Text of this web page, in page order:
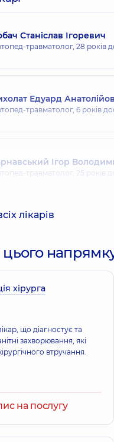
Станіслав Ігоревич
травматолог, 28 років
Едуард
травматолог, 6 років
Ігор
травматолог, 25 років
Мирослав
Богдан Сергійович
Олена
загальної практики -
лікарів
хірурга
що діагностує та
захворювання, які
втручання.
на послугу